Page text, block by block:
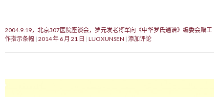
2004.9.19，北京307医院座谈会，罗元发老将军向《中华罗氏通谱》编委会赠工
作指示条幅 2014 年 6 月 21 日 LUOXUNSEN 添加评论